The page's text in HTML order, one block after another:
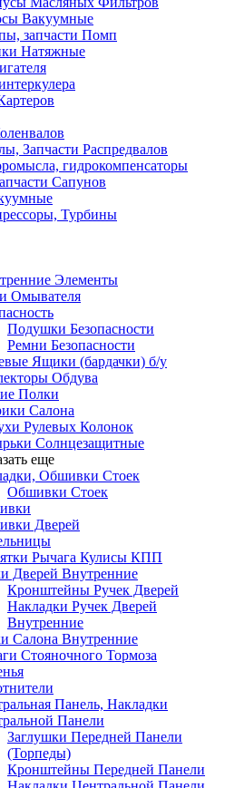
Вакуумные
запчасти Помп
Натяжные
Запчасти Распредвалов
гидрокомпенсаторы
Сапунов
Турбины
Элементы
Омывателя
Подушки Безопасности
Ремни Безопасности
Ящики (бардачки) б/у
Обдува
Полки
Салона
Рулевых Колонок
Солнцезащитные
еще
Обшивки Стоек
Обшивки Стоек
Дверей
Рычага Кулисы КПП
Дверей Внутренние
Кронштейны Ручек Дверей
Накладки Ручек Дверей
Внутренние
Салона Внутренние
Стояночного Тормоза
Панель, Накладки
Панели
Заглушки Передней Панели
(Торпеды)
Кронштейны Передней Панели